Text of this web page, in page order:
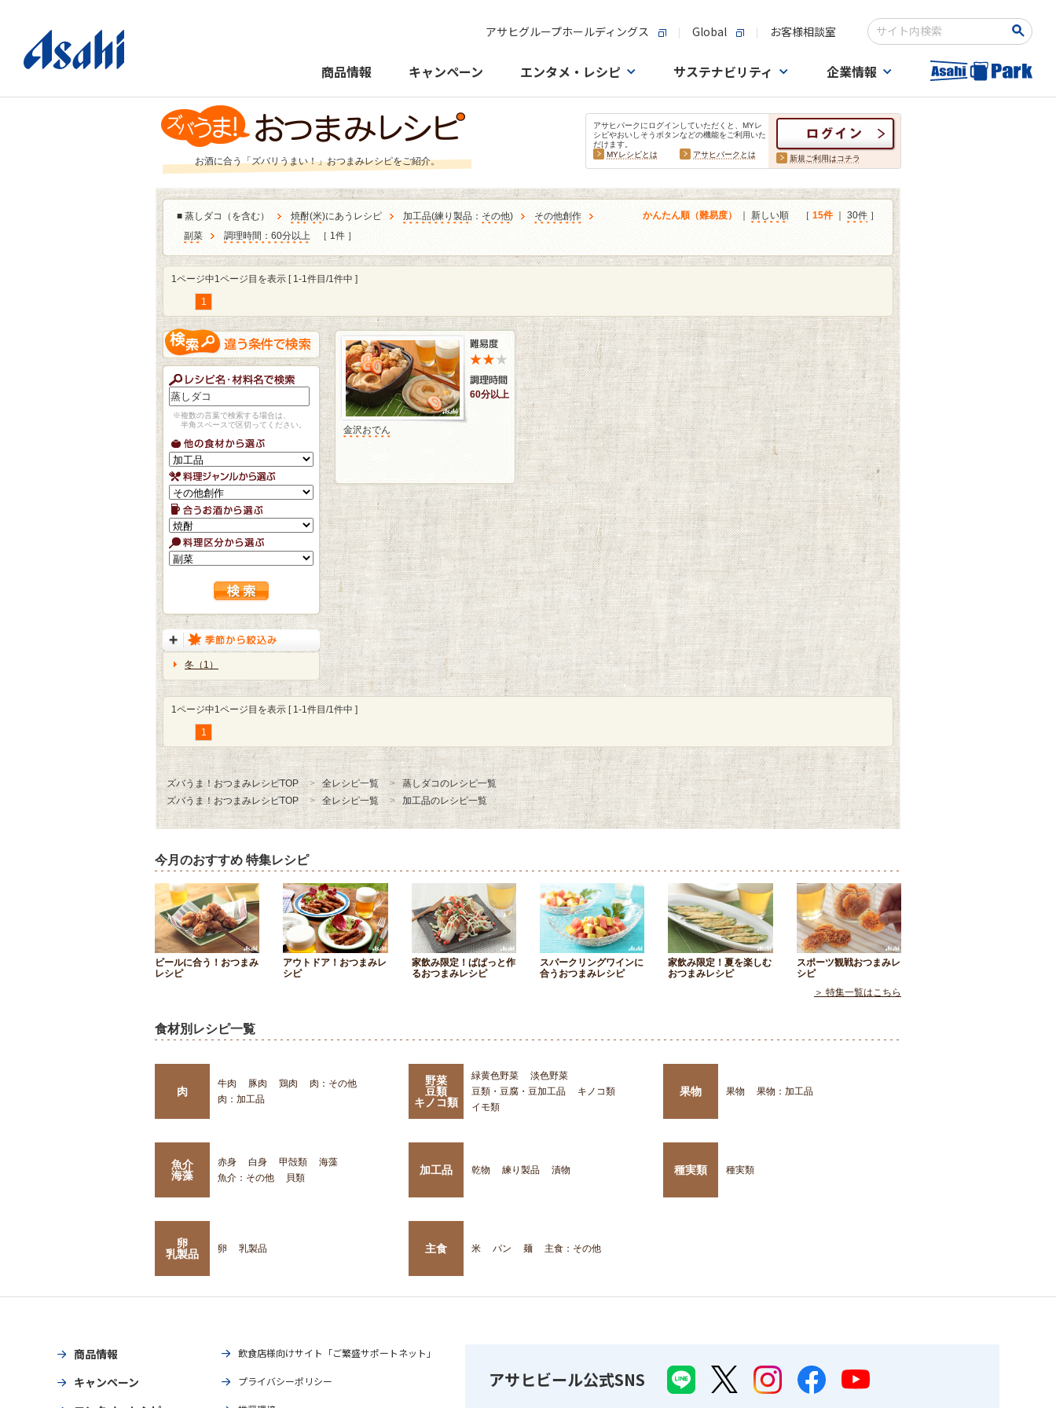
アサヒグループホールディングス Global お客様相談室
検索キーワード入力
商品情報 キャンペーン エンタメ・レシピ サステナビリティ 企業情報
お酒に合う「ズバリうまい！」おつまみレシピをご紹介。
アサヒパークにログインしていただくと、MYレ
シピやおいしそうボタンなどの機能をご利用いた
だけます。
MYレシピとは
アサヒパークとは 新規ご利用はコチラ
■ 蒸しダコ（を含む） 焼酎(米)にあうレシピ 加工品(練り製品 ： その他)
その他創作
副菜
調理時間：60分以上 ［ 1件 ］
かんたん順（難易度） 新しい順 ［ 15件｜ 30件 ］
1ページ中1ページ目を表示 [ 1-1件目/1件中 ]
1
※複数の言葉で検索する場合は、
半角スペースで区切ってください。
冬（1）
60分以上
金沢おでん
1ページ中1ページ目を表示 [ 1-1件目/1件中 ]
1
ズバうま！おつまみレシピTOP 全レシピ一覧
蒸しダコのレシピ一覧
ズバうま！おつまみレシピTOP
全レシピ一覧 加工品のレシピ一覧
今月のおすすめ 特集レシピ
ビールに合う！おつまみ
レシピ
アウトドア！おつまみレ
シピ
家飲み限定！ぱぱっと作
るおつまみレシピ
スパークリングワインに
合うおつまみレシピ
家飲み限定！夏を楽しむ
おつまみレシピ
スポーツ観戦おつまみレ
シピ
＞ 特集一覧はこちら
食材別レシピ一覧
肉
牛肉 豚肉 鶏肉
肉：その他
肉：加工品
野菜
豆類
キノコ類
緑黄色野菜
淡色野菜
豆類・豆腐・豆加工品
キノコ類
イモ類
果物 果物 果物：加工品
魚介
海藻
赤身 白身 甲殻類
海藻
魚介：その他
貝類
加工品 乾物 練り製品 漬物 種実類 種実類
卵
乳製品
卵 乳製品 主食 米 パン 麺 主食：その他
商品情報
キャンペーン
飲食店様向けサイト「ご繁盛サポートネット」
プライバシーポリシー アサヒビール公式SNS